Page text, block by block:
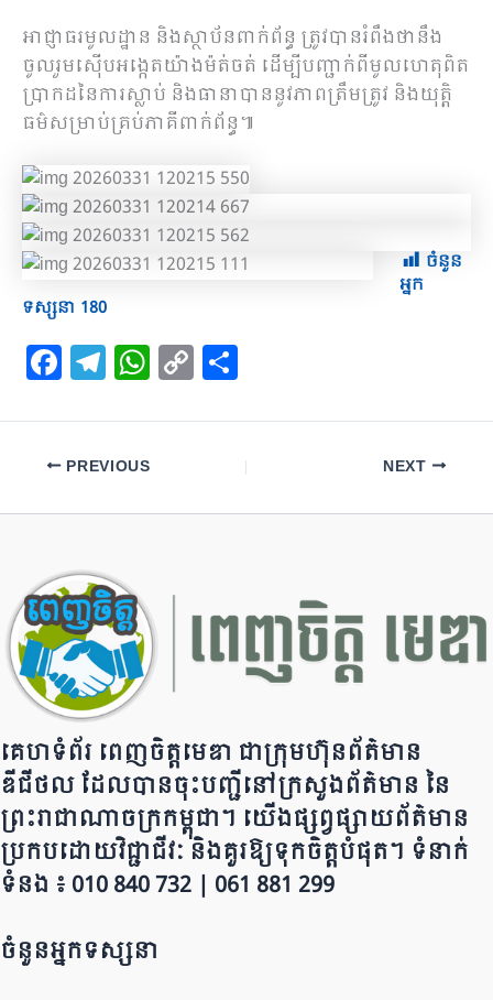
អាជ្ញាធរមូលដ្ឋាន និងស្ថាប័នពាក់ព័ន្ធ ត្រូវបានរំពឹងថានឹង
ចូលរួមស៊ើបអង្កេតយ៉ាងម៉ត់ចត់ ដើម្បីបញ្ជាក់ពីមូលហេតុពិត
ប្រាកដនៃការស្លាប់ និងធានាបាននូវភាពត្រឹមត្រូវ និងយុត្តិ
ធម៌សម្រាប់គ្រប់ភាគីពាក់ព័ន្ធ៕
ចំនួន
អ្នក
ទស្សនា 180
F
a
c
e
b
o
k
T
el
e
gr
a
W
h
at
A
C
o
p
Li
ar
e
PREVIOUS NEXT
គេហទំព័រ ពេញចិត្តមេឌា ជា​ក្រុ​​​​​ម​​​ហ៊ុន​ព័ត៌មាន​
ឌីជីថល ដែ​លបា​ន​​ចុះបញ្ជីនៅក្រសួងព័ត៌មាន នៃ​​​​
ព្រះរាជាណាចក្រ​ក​ម្ពុជា។ យើ​ង​​​​​ផ្សព្វផ្សាយព័​ត៌​មា​​​​ន
ប្រក​ប​ដោ​​​​​​យ​វិជ្ជាជីវៈ និ​ងគួរ​ឱ្យ​ទុកចិត្ត​បំ​ផុត។ ទំនាក់
ទំនង ៖ 010 840 732 | 0​​​​​61 881 299
ចំនួនអ្នកទស្សនា